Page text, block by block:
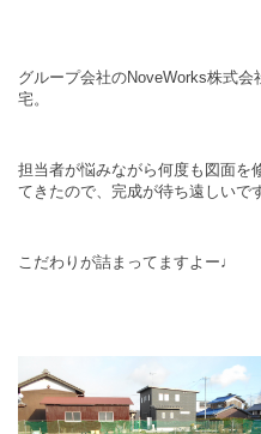
グループ会社のNoveWorks株式
宅。
担当者が悩みながら何度も図面を
てきたので、完成が待ち遠しいで
こだわりが詰まってますよー♩